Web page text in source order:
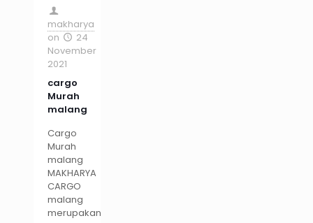
makharya
on
24
November
2021
cargo
Murah
malang
Cargo
Murah
malang
MAKHARYA
CARGO
malang
merupakan